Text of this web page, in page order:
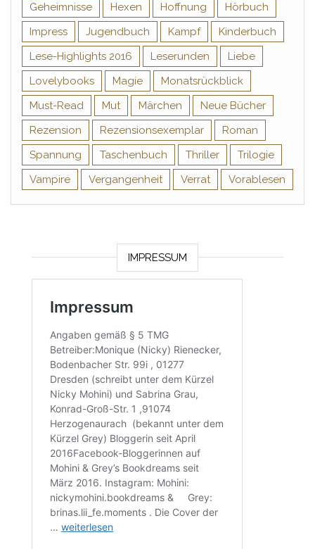
Geheimnisse
Hexen Hoffnung
Hörbuch
Impress
Jugendbuch Kampf
Kinderbuch
Lese-Highlights 2016
Leserunden
Liebe
Lovelybooks
Magie
Monatsrückblick
Must-Read
Mut Märchen
Neue Bücher
Rezension
Rezensionsexemplar
Roman
Spannung
Taschenbuch Thriller
Trilogie
Vampire
Vergangenheit Verrat Vorablesen
IMPRESSUM